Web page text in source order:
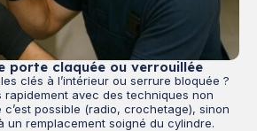
porte claquée ou verrouillée
clés à l’intérieur ou serrure bloquée ?
rapidement avec des techniques non
possible (radio, crochetage), sinon
un remplacement soigné du cylindre.